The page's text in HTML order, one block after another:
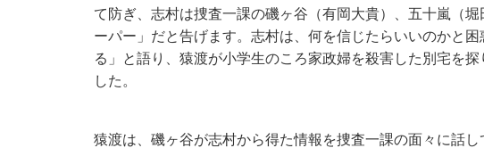
て防ぎ、志村は捜査一課の磯ヶ谷（有岡大貴）、五十嵐（
ーパー」だと告げます。志村は、何を信じたらいいのかと
る」と語り、猿渡が小学生のころ家政婦を殺害した別宅を
した。
猿渡は、磯ヶ谷が志村から得た情報を捜査一課の面々に話